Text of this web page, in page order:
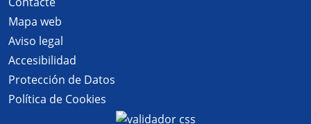
Mapa web
Aviso legal
Accesibilidad
Protección de Datos
Política de Cookies